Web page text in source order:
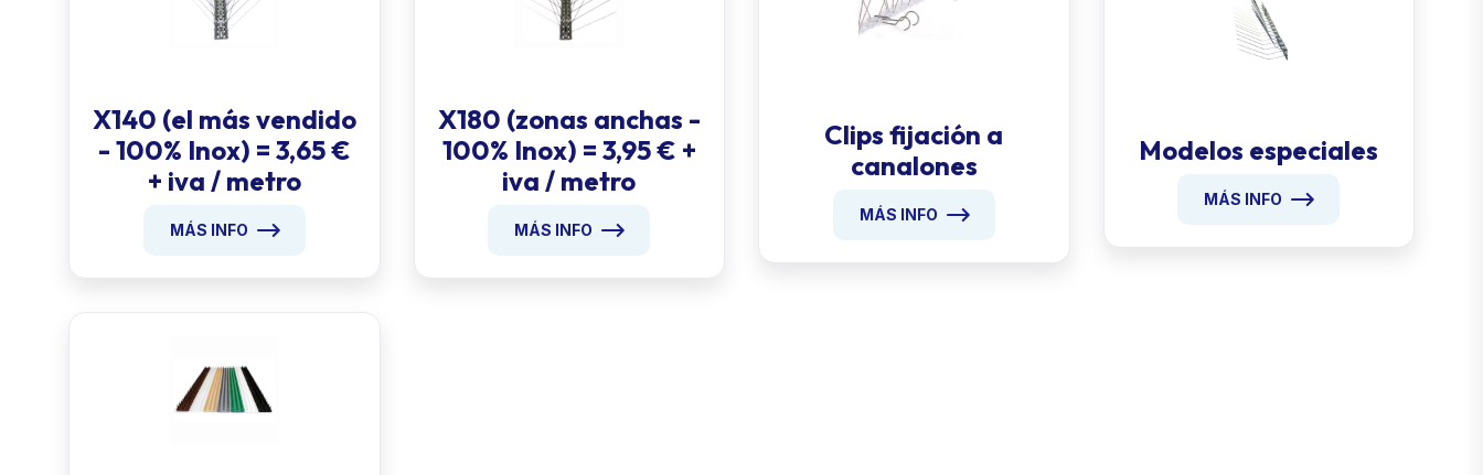
X140 (el más vendido
- 100% Inox) = 3,65 €
+ iva / metro
MÁS INFO
X180 (zonas anchas -
100% Inox) = 3,95 € +
iva / metro
MÁS INFO
Clips fijación a
canalones
MÁS INFO
Modelos especiales
MÁS INFO